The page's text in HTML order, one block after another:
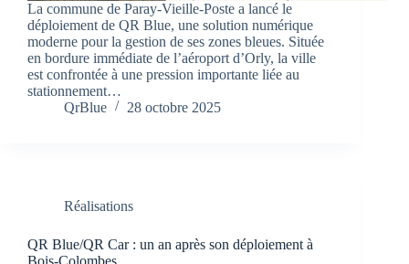
La commune de Paray-Vieille-Poste a lancé le
déploiement de QR Blue, une solution numérique
moderne pour la gestion de ses zones bleues. Située
en bordure immédiate de l’aéroport d’Orly, la ville
est confrontée à une pression importante liée au
stationnement…
QrBlue
28 octobre 2025
Réalisations
QR Blue/QR Car : un an après son déploiement à
Bois-Colombes